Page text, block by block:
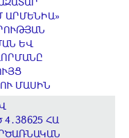
ԱՐՄԵՆԻԱ»
ԵՎ
ՄԱՍԻՆ
ՀԱ